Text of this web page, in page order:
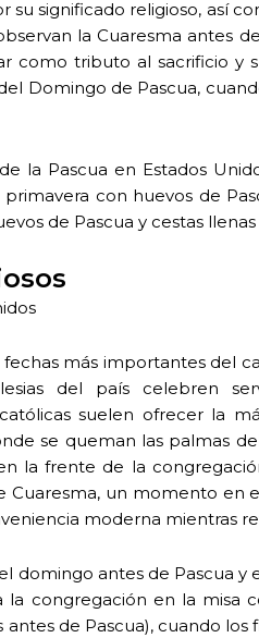
su significado religioso, así
la Cuaresma antes
como tributo al sacrificio y
Domingo de Pascua,
la Pascua en Estados
con huevos de
de Pascua y cestas
fechas más importantes del
del país celebren
católicas suelen ofrecer la
se queman las palmas
la frente de la
Cuaresma, un momento en
moderna mientras
domingo antes de Pascua
la congregación en la misa
antes de Pascua), cuando